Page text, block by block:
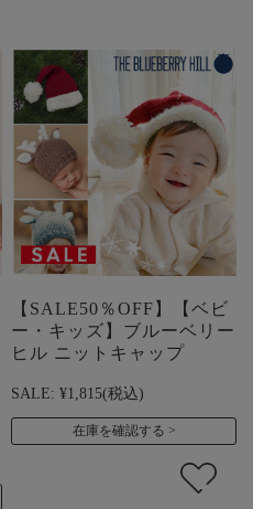
【SALE50％OFF】【ベビ
ー・キッズ】ブルーベリー
ヒル ニットキャップ
SALE: ¥1,815(税込)
在庫を確認する